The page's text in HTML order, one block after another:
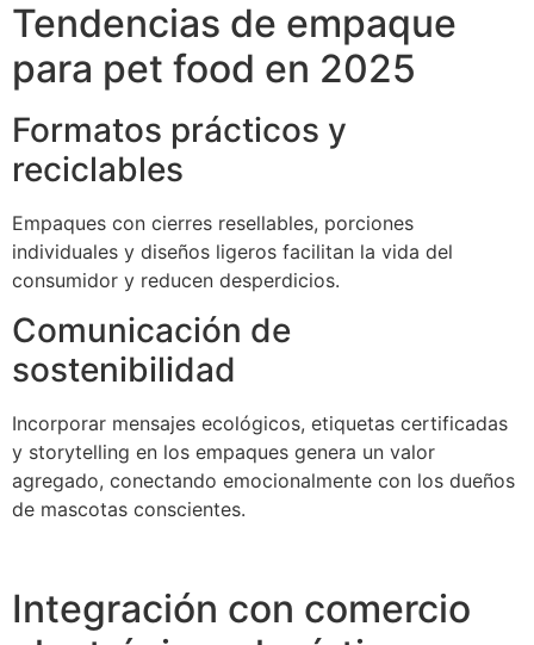
Tendencias de empaque
para pet food en 2025
Formatos prácticos y
reciclables
Empaques con cierres resellables, porciones
individuales y diseños ligeros facilitan la vida del
consumidor y reducen desperdicios.
Comunicación de
sostenibilidad
Incorporar mensajes ecológicos, etiquetas certificadas
y storytelling en los empaques genera un valor
agregado, conectando emocionalmente con los dueños
de mascotas conscientes.
Integración con comercio